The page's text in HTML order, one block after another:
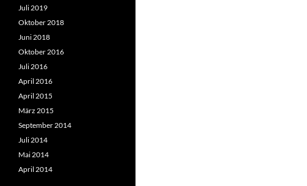
Juli 2019
Oktober 2018
Juni 2018
Oktober 2016
Juli 2016
April 2016
April 2015
März 2015
September 2014
Juli 2014
Mai 2014
April 2014